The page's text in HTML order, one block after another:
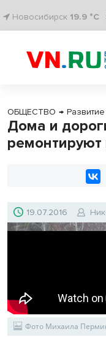
Новосибирск 19.9 °C
ОБЩЕСТВО → Развитие
Дома и
19.07.2016
Фото Михаила